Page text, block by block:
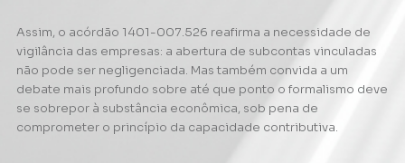
Assim, o acórdão 1401-007.526 reafirma a necessidade de
vigilância das empresas: a abertura de subcontas vinculadas
não pode ser negligenciada. Mas também convida a um
debate mais profundo sobre até que ponto o formalismo deve
se sobrepor à substância econômica, sob pena de
comprometer o princípio da capacidade contributiva.